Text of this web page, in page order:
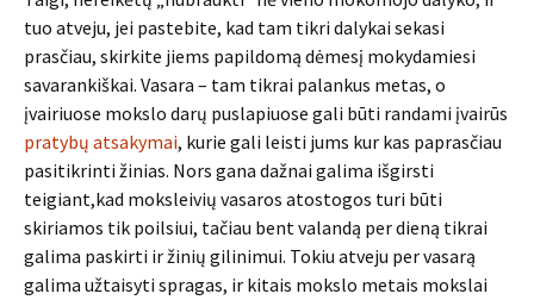
tuo atveju, jei pastebite, kad tam tikri dalykai sekasi
prasčiau, skirkite jiems papildomą dėmesį mokydamiesi
savarankiškai. Vasara – tam tikrai palankus metas, o
įvairiuose mokslo darų puslapiuose gali būti randami įvairūs
pratybų atsakymai, kurie gali leisti jums kur kas paprasčiau
pasitikrinti žinias. Nors gana dažnai galima išgirsti
teigiant,kad moksleivių vasaros atostogos turi būti
skiriamos tik poilsiui, tačiau bent valandą per dieną tikrai
galima paskirti ir žinių gilinimui. Tokiu atveju per vasarą
galima užtaisyti spragas, ir kitais mokslo metais mokslai